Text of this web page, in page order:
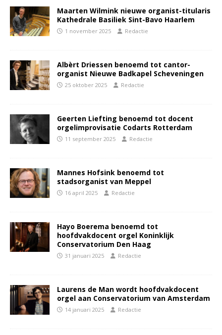
Maarten Wilmink nieuwe organist-titularis
Kathedrale Basiliek Sint-Bavo Haarlem
1 november 2025 Redactie
Albèrt Driessen benoemd tot cantor-
organist Nieuwe Badkapel Scheveningen
25 oktober 2025 Redactie
Geerten Liefting benoemd tot docent
orgelimprovisatie Codarts Rotterdam
11 september 2025 Redactie
Mannes Hofsink benoemd tot
stadsorganist van Meppel
16 april 2025 Redactie
Hayo Boerema benoemd tot
hoofdvakdocent orgel Koninklijk
Conservatorium Den Haag
31 januari 2025 Redactie
Laurens de Man wordt hoofdvakdocent
orgel aan Conservatorium van Amsterdam
14 januari 2025 Redactie